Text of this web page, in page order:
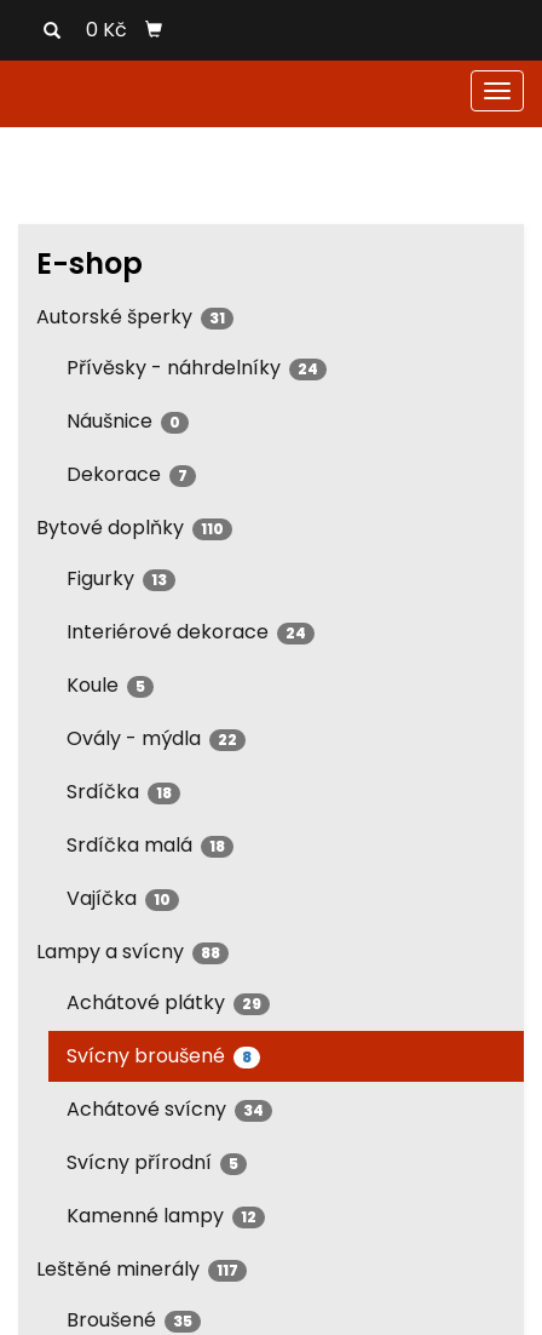
0 Kč
E-shop
Autorské šperky 31
Přívěsky - náhrdelníky 24
Náušnice 0
Dekorace 7
Bytové doplňky 110
Figurky 13
Interiérové dekorace 24
Koule 5
Ovály - mýdla 22
Srdíčka 18
Srdíčka malá 18
Vajíčka 10
Lampy a svícny 88
Achátové plátky 29
Svícny broušené 8
Achátové svícny 34
Svícny přírodní 5
Kamenné lampy 12
Leštěné minerály 117
Broušené 35